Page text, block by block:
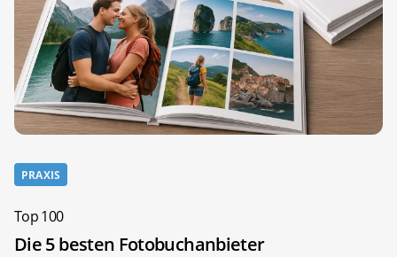
PRAXIS
Top 100
Die 5 besten Fotobuchanbieter